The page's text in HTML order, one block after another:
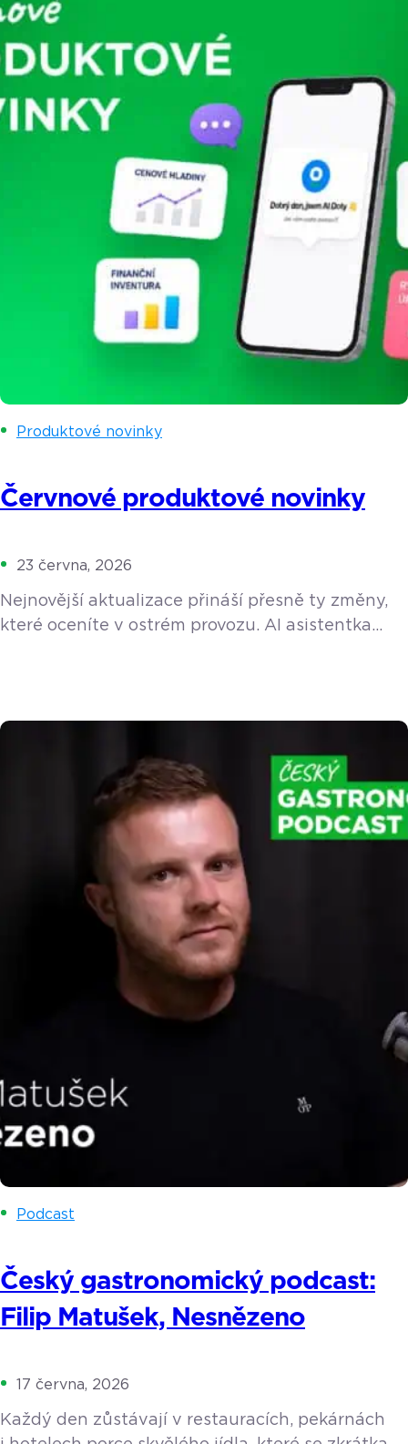
nebo malíř – zbystřete. Nový […]
Produktové novinky
Červnové produktové novinky
23 června, 2026
Nejnovější aktualizace přináší přesně ty změny,
které oceníte v ostrém provozu. AI asistentka
pokladnách. Přečtěte si kompletní přehled. Nová
asistentka Doty mění vzhled a nově funguje
v online adminu (vzdálené správě) i na mobilních
Podcast
Český gastronomický podcast:
Filip Matušek, Nesnězeno
17 června, 2026
Každý den zůstávají v restauracích, pekárnách